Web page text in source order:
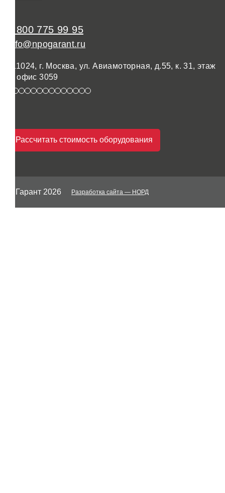
8 800 775 99 95
info@npogarant.ru
111024, г. Москва, ул. Авиамоторная, д.55, к. 31, этаж
3, офис 3059
Рассчитать стоимость оборудования
© Гарант 2026 Разработка сайта — НОРД